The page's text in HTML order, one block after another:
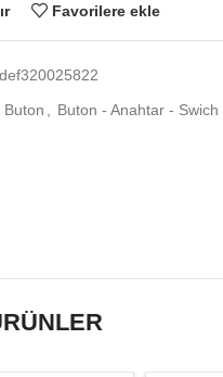
Favorilere ekle
def320025822
Buton Buton - Anahtar - Swich